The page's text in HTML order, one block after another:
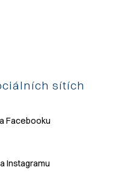
sítích
Facebooku
Instagramu